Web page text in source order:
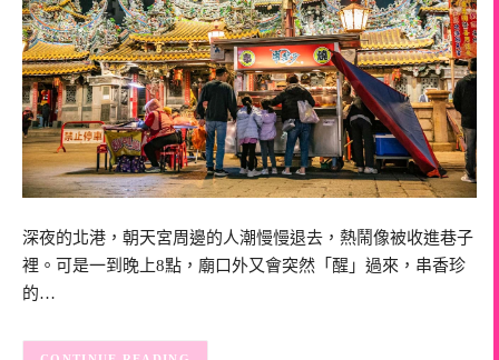
深夜的北港，朝天宮周邊的人潮慢慢退去，熱鬧像被收進巷子
裡。可是一到晚上8點，廟口外又會突然「醒」過來，串香珍
的…